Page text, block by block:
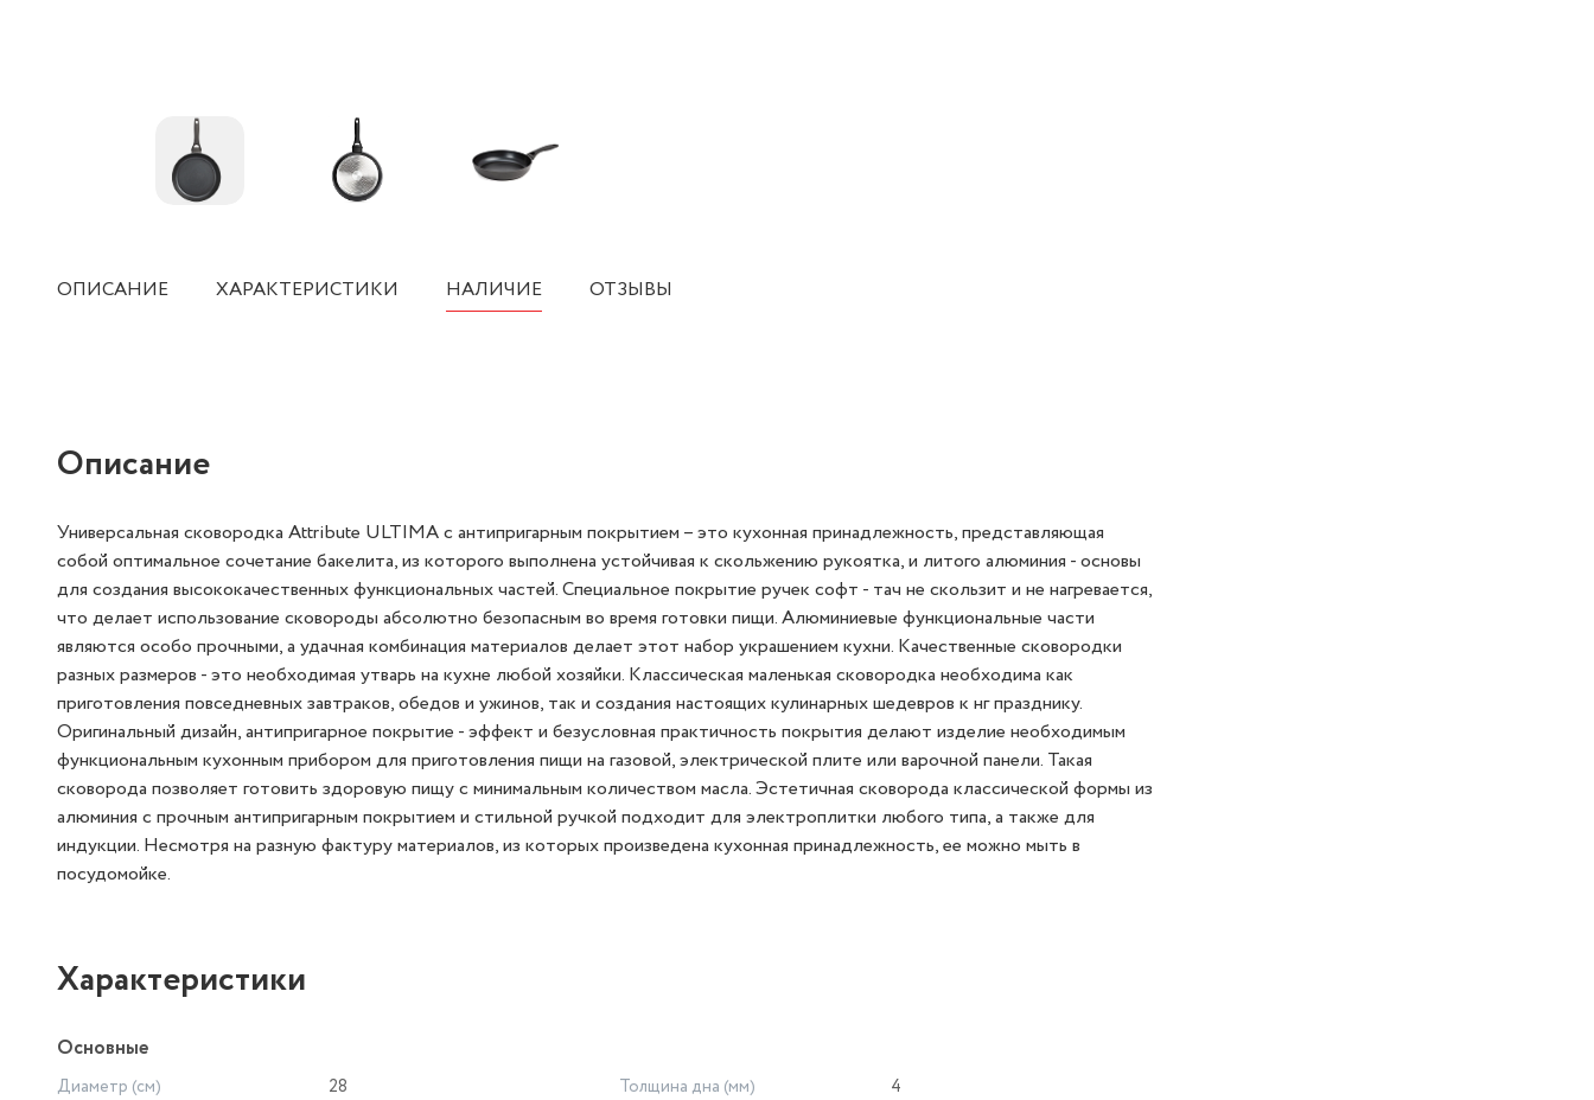
ОПИСАНИЕ ХАРАКТЕРИСТИКИ НАЛИЧИЕ ОТЗЫВЫ
Описание
Универсальная сковородка Attribute ULTIMA с антипригарным покрытием – это кухонная принадлежность, представляющая
собой оптимальное сочетание бакелита, из которого выполнена устойчивая к скольжению рукоятка, и литого алюминия - основы
для создания высококачественных функциональных частей. Специальное покрытие ручек софт - тач не скользит и не нагревается,
что делает использование сковороды абсолютно безопасным во время готовки пищи. Алюминиевые функциональные части
являются особо прочными, а удачная комбинация материалов делает этот набор украшением кухни. Качественные сковородки
разных размеров - это необходимая утварь на кухне любой хозяйки. Классическая маленькая сковородка необходима как
приготовления повседневных завтраков, обедов и ужинов, так и создания настоящих кулинарных шедевров к нг празднику.
Оригинальный дизайн, антипригарное покрытие - эффект и безусловная практичность покрытия делают изделие необходимым
функциональным кухонным прибором для приготовления пищи на газовой, электрической плите или варочной панели. Такая
сковорода позволяет готовить здоровую пищу с минимальным количеством масла. Эстетичная сковорода классической формы из
алюминия с прочным антипригарным покрытием и стильной ручкой подходит для электроплитки любого типа, а также для
индукции. Несмотря на разную фактуру материалов, из которых произведена кухонная принадлежность, ее можно мыть в
посудомойке.
Характеристики
Основные
Диаметр (см)
28
Толщина дна (мм)
4